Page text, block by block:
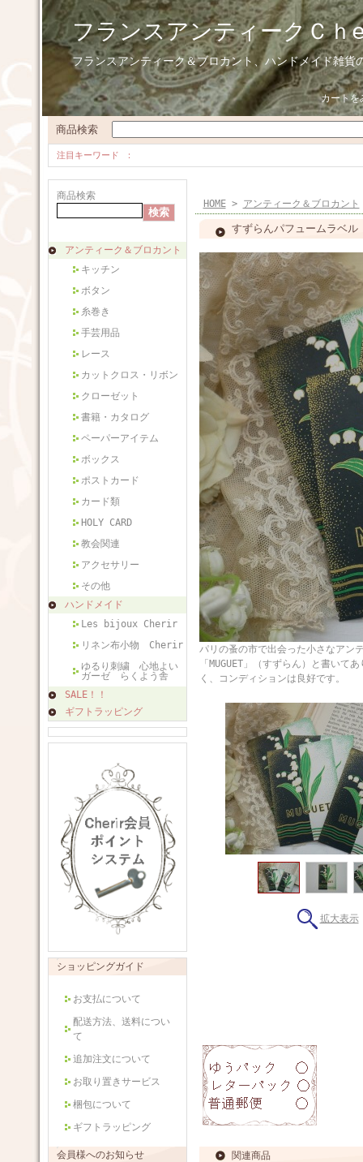
フランスアンティークＣｈ
フランスアンティーク＆ブロカント、ハンドメイド雑貨
カートを
商品検索
注目キーワード
商品検索
アンティーク＆ブロカント
キッチン
ボタン
糸巻き
手芸用品
レース
カットクロス・リボン
クローゼット
書籍・カタログ
ペーパーアイテム
ボックス
ポストカード
カード類
HOLY CARD
教会関連
アクセサリー
その他
ハンドメイド
Les bijoux Cherir
リネン布小物 Cherir
ゆるり刺繍 心地よい
ガーゼ らくよう舎
SALE！！
ギフトラッピング
ショッピングガイド
お支払について
配送方法、送料につい
て
追加注文について
お取り置きサービス
梱包について
ギフトラッピング
会員様へのお知らせ
HOME> アンティーク＆ブロカント
すずらんパフュームラベル
パリの蚤の市で出会った小さなアン
「MUGUET」（すずらん）と書い
く、コンディションは良好
拡大表示
関連商品